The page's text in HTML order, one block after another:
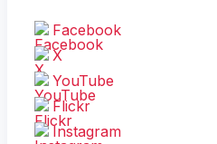
Facebook
X
YouTube
Flickr
Instagram